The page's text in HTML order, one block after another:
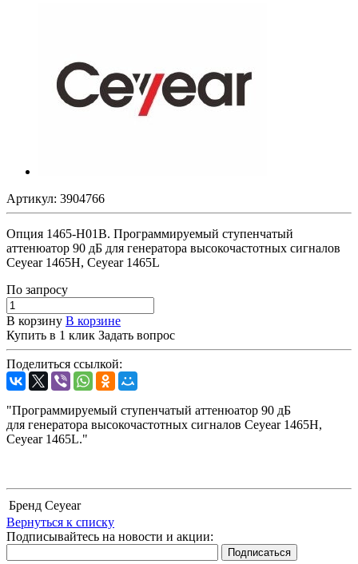
Артикул: 3904766
Опция 1465-H01B. Программируемый ступенчатый
аттенюатор 90 дБ для генератора высокочастотных сигналов
Ceyear 1465H, Ceyear 1465L
По запросу
В корзину В корзине
Купить в 1 клик Задать вопрос
Поделиться ссылкой:
"Программируемый ступенчатый аттенюатор 90 дБ
для генератора высокочастотных сигналов Ceyear 1465H,
Ceyear 1465L."
Бренд Ceyear
Вернуться к списку
Подписывайтесь на новости и акции: